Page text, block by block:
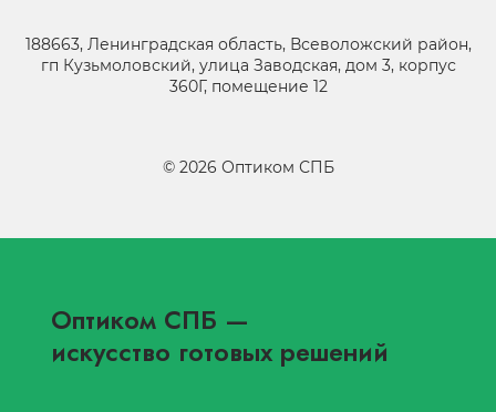
188663, Ленинградская область, Всеволожский район,
гп Кузьмоловский, улица Заводская, дом 3, корпус
360Г, помещение 12
© 2026 Оптиком СПБ
Оптиком СПБ —
искусство готовых решений